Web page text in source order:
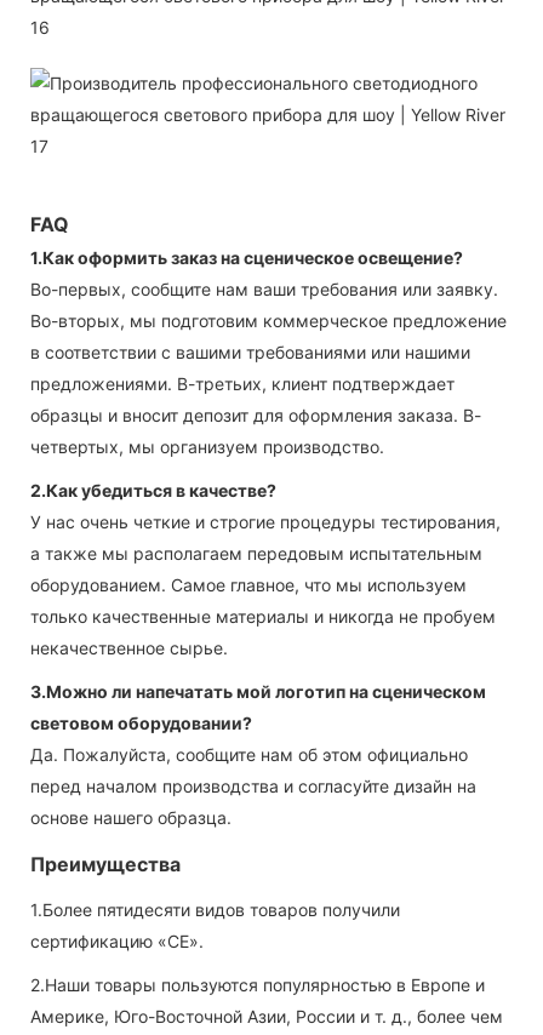
FAQ
1.Как оформить заказ на сценическое освещение?
Во-первых, сообщите нам ваши требования или заявку.
Во-вторых, мы подготовим коммерческое предложение
в соответствии с вашими требованиями или нашими
предложениями. В-третьих, клиент подтверждает
образцы и вносит депозит для оформления заказа. В-
четвертых, мы организуем производство.
2.Как убедиться в качестве?
У нас очень четкие и строгие процедуры тестирования,
а также мы располагаем передовым испытательным
оборудованием. Самое главное, что мы используем
только качественные материалы и никогда не пробуем
некачественное сырье.
3.Можно ли напечатать мой логотип на сценическом
световом оборудовании?
Да. Пожалуйста, сообщите нам об этом официально
перед началом производства и согласуйте дизайн на
основе нашего образца.
Преимущества
1.Более пятидесяти видов товаров получили
сертификацию «CE».
2.Наши товары пользуются популярностью в Европе и
Америке, Юго-Восточной Азии, России и т. д., более чем